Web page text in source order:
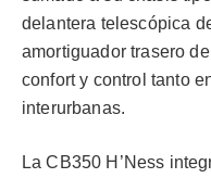
delantera telescópica
amortiguador trasero
confort y control tanto
interurbanas.
La CB350 H’Ness